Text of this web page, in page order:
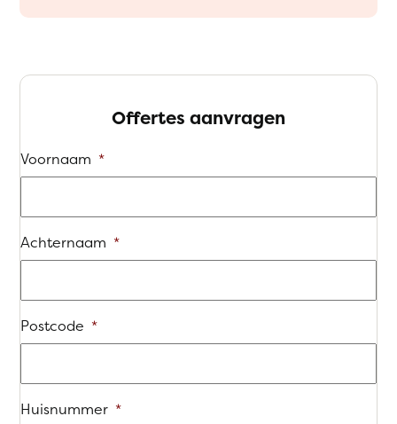
Offertes aanvragen
Voornaam *
Achternaam *
Postcode *
Huisnummer *